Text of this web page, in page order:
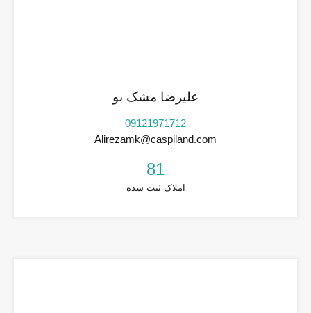
علیرضا مشک بو
09121971712
Alirezamk@caspiland.com
81
املاک ثبت شده